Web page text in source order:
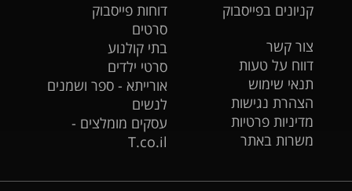
קניונים בפייסבוק
צור קשר
דווח על טעות
תנאי שימוש
הצהרת נגישות
מדיניות פרטיות
משרות באתר
דוחות פייסבוק
סרטים
בתי קולנוע
סרטי ילדים
אורייתא - ספר ושמנים
לנשים
עסקים מומלצים -
T.co.il